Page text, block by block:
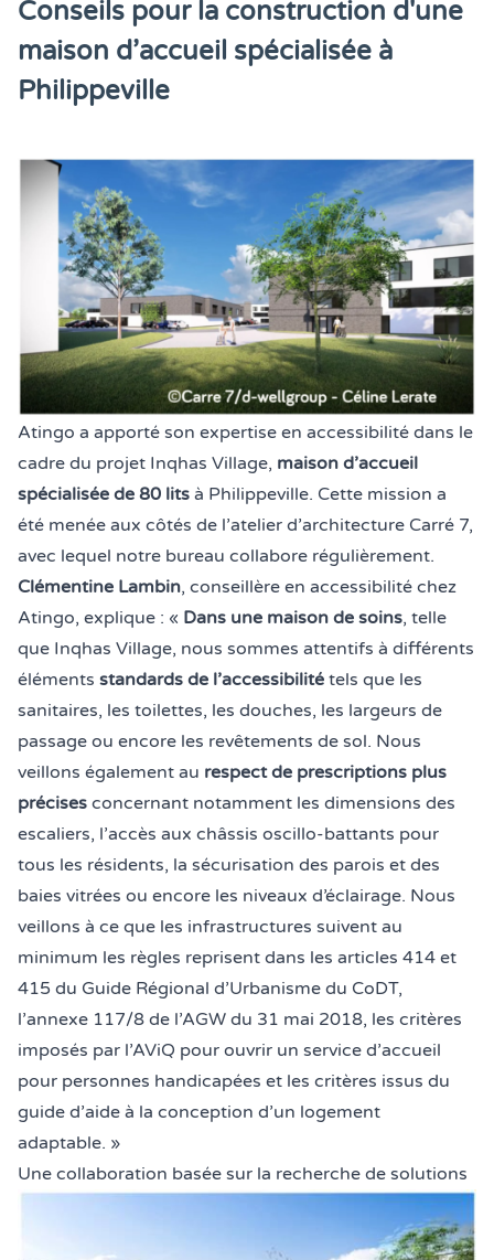
Conseils pour la construction d'une
maison d’accueil spécialisée à
Philippeville
Atingo a apporté son expertise en accessibilité dans le
cadre du projet Inqhas Village, maison d’accueil
spécialisée de 80 lits à Philippeville. Cette mission a
été menée aux côtés de l’atelier d’architecture Carré 7,
avec lequel notre bureau collabore régulièrement.
Clémentine Lambin, conseillère en accessibilité chez
Atingo, explique : « Dans une maison de soins, telle
que Inqhas Village, nous sommes attentifs à différents
éléments standards de l’accessibilité tels que les
sanitaires, les toilettes, les douches, les largeurs de
passage ou encore les revêtements de sol. Nous
veillons également au respect de prescriptions plus
précises concernant notamment les dimensions des
escaliers, l’accès aux châssis oscillo-battants pour
tous les résidents, la sécurisation des parois et des
baies vitrées ou encore les niveaux d’éclairage. Nous
veillons à ce que les infrastructures suivent au
minimum les règles reprisent dans les articles 414 et
415 du Guide Régional d’Urbanisme du CoDT,
l’annexe 117/8 de l’AGW du 31 mai 2018, les critères
imposés par l’AViQ pour ouvrir un service d’accueil
pour personnes handicapées et les critères issus du
guide d’aide à la conception d’un logement
adaptable. »
Une collaboration basée sur la recherche de solutions